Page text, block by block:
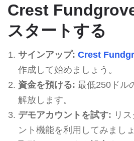
Crest
スタートする
サインアップ: Crest
作成して始めましょう。
資金を預ける: 最低250ドル
解放します。
デモアカウントを試す: リ
ント機能を利用してみましょ